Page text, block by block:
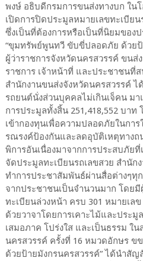
พงษ์ อธิบดีกรมการขนส่งทางบก ใน
เปิดการปิดประมูลหมายเลขทะเบีย
ซึ่งเป็นที่ต้องการหรือเป็นที่นิยมของ
“ขุมทรัพย์พูนทวี ขับขี่ปลอดภัย ด้วยป้
ผู้ว่าราชการจังหวัดนครสวรรค์ ขน
ราชการ เจ้าหน้าที่ และประชาชนที่
สำนักงานขนส่งจังหวัดนครสวรรค์
รถยนต์นั่งส่วนบุคคลไม่เกินเจ็คน มา
การประมูลทั้งสิ้น 251,418,552 บาท
เข้ากองทุนเพื่อความปลอดภัยในกา
รณรงค์ป้องกันและลดอุบัติเหตุทาง
พิการอันเนื่องมาจากการประสบภัย
จัดประมูลทะเบียนรถเลขสวย สำนัก
ทำการประชาสัมพันธ์ผ่านสื่อต่างๆทุ
จากประชาชนเป็นจำนวนมาก โดย
ทะเบียนล่วงหน้า ครบ 301 หมายเล
ด้วยวาจาโดยการเคาะไม้และประมู
เสมอภาค โปร่งใส และเป็นธรรม ใ
นครสวรรค์ ครั้งที่ 16 หมวดอักษร
ด้วยป้ายมังกรนครสวรรค์” ได้นำสั